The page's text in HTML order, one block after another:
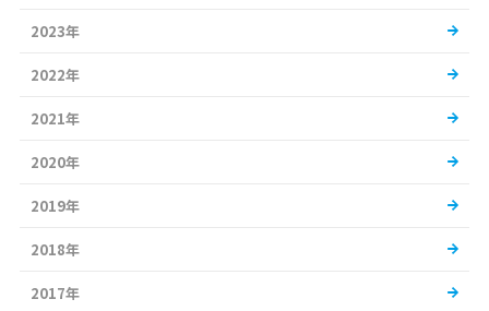
2023年
2022年
2021年
2020年
2019年
2018年
2017年